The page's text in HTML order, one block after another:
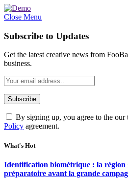
Close Menu
Subscribe to Updates
Get the latest creative news from
business.
By signing up, you agree to the our
Policy agreement.
What's Hot
Identification biométrique : la région
préparatoire avant la grande